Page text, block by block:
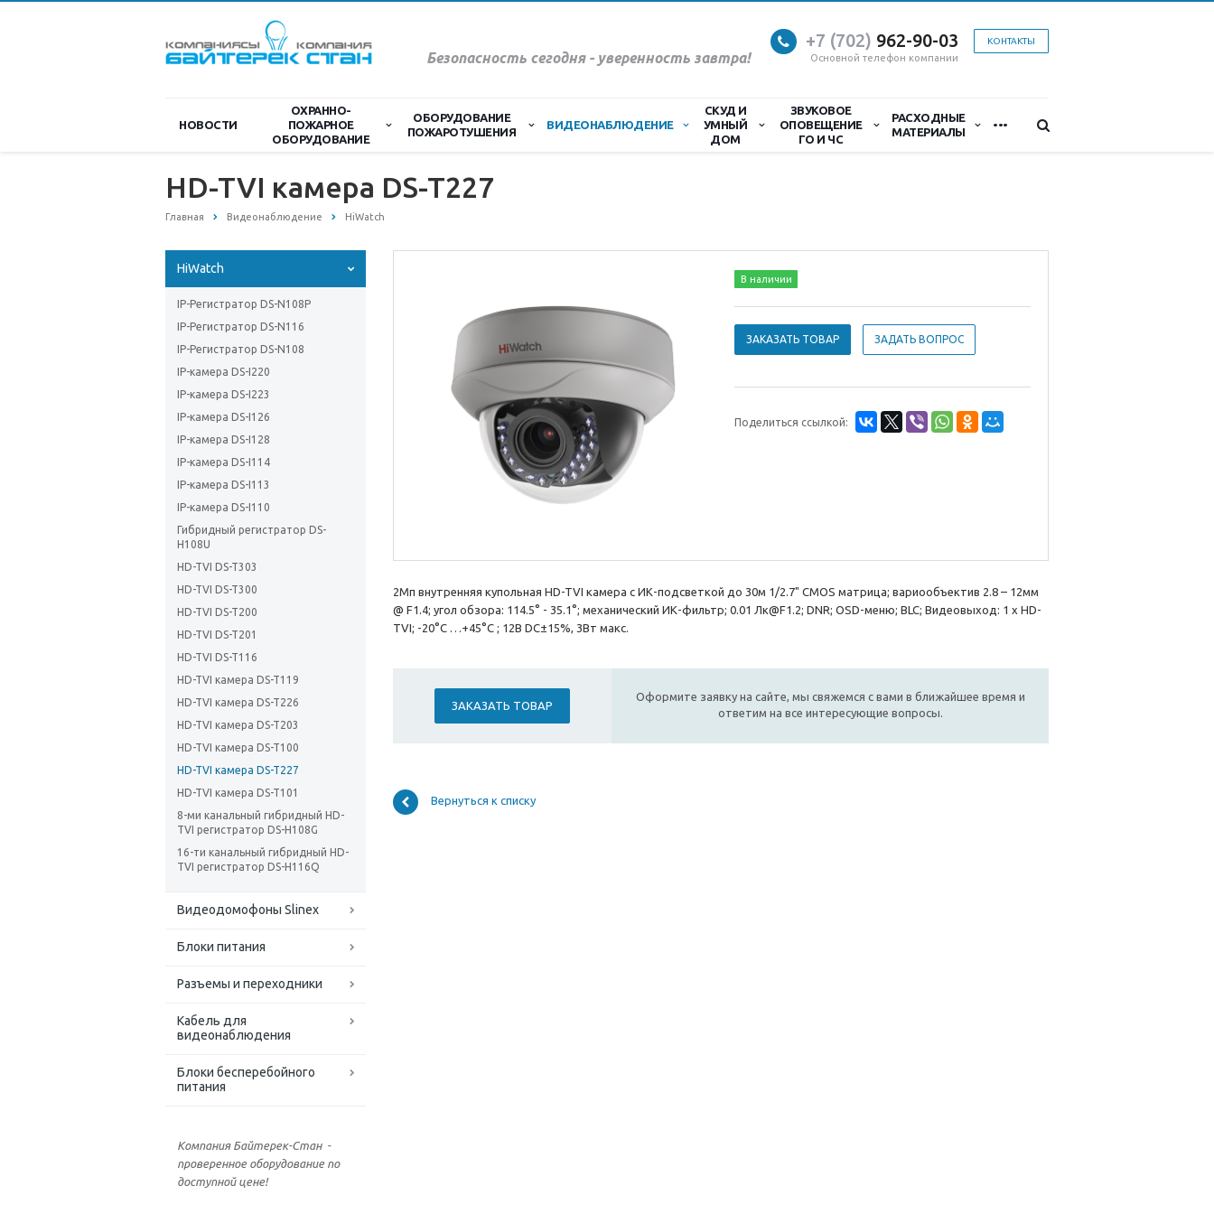
Безопасность сегодня - уверенность завтра!
КОНТАКТЫ
+7 (702) 962-90-03
Основной телефон компании
НОВОСТИ
ОХРАННО-
ПОЖАРНОЕ
ОБОРУДОВАНИЕ
ОБОРУДОВАНИЕ
ПОЖАРОТУШЕНИЯ
ВИДЕОНАБЛЮДЕНИЕ
СКУД И
УМНЫЙ
ДОМ
ЗВУКОВОЕ
ОПОВЕЩЕНИЕ
ГО И ЧС
РАСХОДНЫЕ
МАТЕРИАЛЫ
...
HD-TVI камера DS-T227
Главная Видеонаблюдение HiWatch
HiWatch
IP-Регистратор DS-N108P
IP-Регистратор DS-N116
IP-Регистратор DS-N108
IP-камера DS-I220
IP-камера DS-I223
IP-камера DS-I126
IP-камера DS-I128
IP-камера DS-I114
IP-камера DS-I113
IP-камера DS-I110
Гибридный регистратор DS-
H108U
HD-TVI DS-T303
HD-TVI DS-T300
HD-TVI DS-T200
HD-TVI DS-T201
HD-TVI DS-T116
HD-TVI камера DS-T119
HD-TVI камера DS-T226
HD-TVI камера DS-T203
HD-TVI камера DS-T100
HD-TVI камера DS-T227
HD-TVI камера DS-T101
8-ми канальный гибридный HD-
TVI регистратор DS-H108G
16-ти канальный гибридный HD-
TVI регистратор DS-H116Q
Видеодомофоны Slinex
Блоки питания
Разъемы и переходники
Кабель для
видеонаблюдения
Блоки бесперебойного
питания
Компания Байтерек-Стан -
проверенное оборудование по
доступной цене!
В наличии
ЗАКАЗАТЬ ТОВАР ЗАДАТЬ ВОПРОС
Поделиться ссылкой:
2Мп внутренняя купольная HD-TVI камера с ИК-подсветкой до 30м 1/2.7" CMOS матрица; вариообъектив 2.8 – 12мм
@ F1.4; угол обзора: 114.5° - 35.1°; механический ИК-фильтр; 0.01 Лк@F1.2; DNR; OSD-меню; BLC; Видеовыход: 1 х HD-
TVI; -20°С …+45°С ; 12В DC±15%, 3Вт макс.
ЗАКАЗАТЬ ТОВАР
Оформите заявку на сайте, мы свяжемся с вами в ближайшее время и
ответим на все интересующие вопросы.
Вернуться к списку